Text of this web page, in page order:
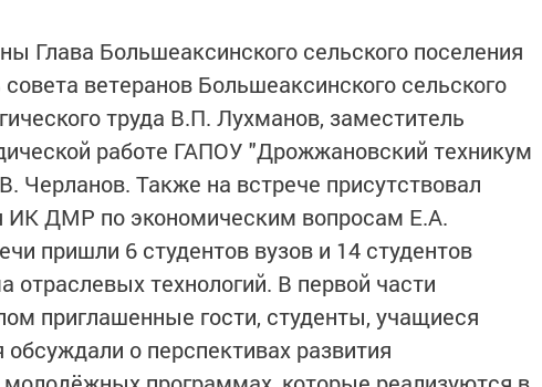
Глава Большеаксинского сельского поселения
ветеранов Большеаксинского сельского
труда В.П. Лухманов, заместитель
работе ГАПОУ "Дрожжановский техникум
Черланов. Также на встрече присутствовал
ИК ДМР по экономическим вопросам Е.А.
пришли 6 студентов вузов и 14 студентов
отраслевых технологий. В первой части
приглашенные гости, студенты, учащиеся
о перспективах развития